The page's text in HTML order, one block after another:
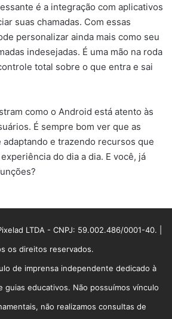
é a integração com aplicativos
suas chamadas. Com essas
personalizar ainda mais como seu
indesejadas. É uma mão na roda
total sobre o que entra e sai
como o Android está atento às
É sempre bom ver que as
adaptando e trazendo recursos que
do dia a dia. E você, já
LTDA - CNPJ: 59.002.486/0001-40. |
os direitos reservados.
de imprensa independente dedicado à
guias educativos. Não possuímos vínculo
não realizamos consultas de